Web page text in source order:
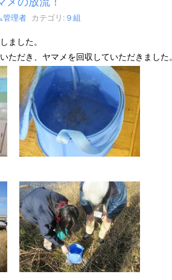
管理者カテゴリ: ９組
ました。
ただき、ヤマメを回収していただきました。